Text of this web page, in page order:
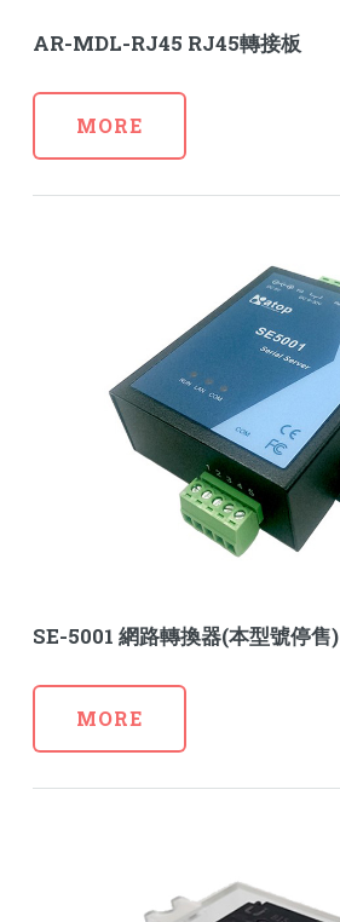
AR-MDL-RJ45 RJ45轉接板
MORE
SE-5001 網路轉換器(本型號停售)
MORE